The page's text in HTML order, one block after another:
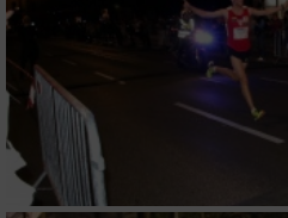
Geräte anhand von aktiv
Informationen identifizieren
Nicht-IAB-Verarbeitungszwecke:
Notwendig
Performance